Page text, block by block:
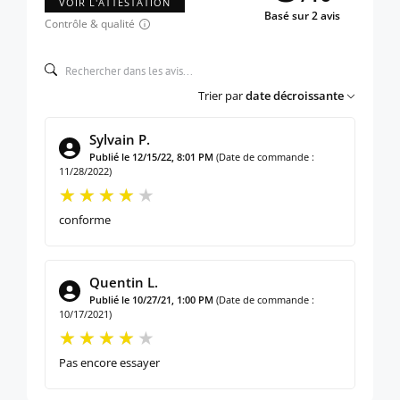
Contrôle & qualité
Basé sur 2 avis
Trier pardate décroissante
Sylvain P.
Publié le 12/15/22, 8:01 PM (Date de commande :
11/28/2022)
conforme
Quentin L.
Publié le 10/27/21, 1:00 PM (Date de commande :
10/17/2021)
Pas encore essayer